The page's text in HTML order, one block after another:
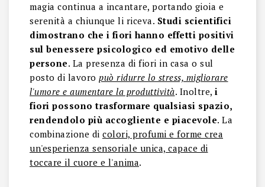
magia continua a incantare, portando gioia e
serenità a chiunque li riceva. Studi scientifici
dimostrano che i fiori hanno effetti positivi
sul benessere psicologico ed emotivo delle
persone. La presenza di fiori in casa o sul
posto di lavoro può ridurre lo stress, migliorare
l'umore e aumentare la produttività. Inoltre, i
fiori possono trasformare qualsiasi spazio,
rendendolo più accogliente e piacevole. La
combinazione di colori, profumi e forme crea
un'esperienza sensoriale unica, capace di
toccare il cuore e l'anima.